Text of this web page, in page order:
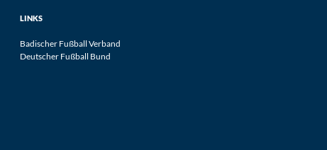
LINKS
Badischer Fußball Verband
Deutscher Fußball Bund